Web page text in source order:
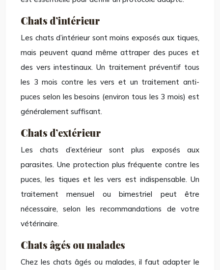
Chats d’intérieur
Les chats d’intérieur sont moins exposés aux tiques,
mais peuvent quand même attraper des puces et
des vers intestinaux. Un traitement préventif tous
les 3 mois contre les vers et un traitement anti-
puces selon les besoins (environ tous les 3 mois) est
généralement suffisant.
Chats d’extérieur
Les chats d’extérieur sont plus exposés aux
parasites. Une protection plus fréquente contre les
puces, les tiques et les vers est indispensable. Un
traitement mensuel ou bimestriel peut être
nécessaire, selon les recommandations de votre
vétérinaire.
Chats âgés ou malades
Chez les chats âgés ou malades, il faut adapter le